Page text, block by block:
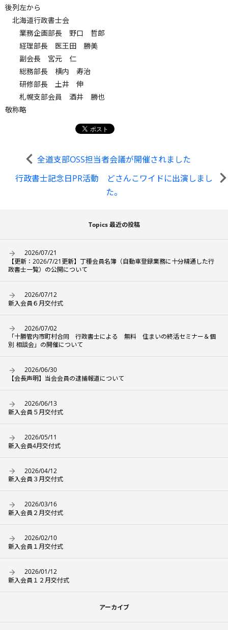
後列左から
北海道行政書士会
業務企画部長 野口 哲郎
経理部長 医王田 勝美
副会長 宮元 仁
総務部長 横内 寿治
研修部長 土井 伸
札幌支部会員 酒井 勝也
敬称略
全道支部OSS担当者会議が開催されました
行政書士記念日PR活動 どさんこワイドに出演しまし
た。
Topics 最近の投稿
2026/07/21
【更新：2026/7/21更新】丁種会員名簿（自動車登録業務に十分精通した行
政書士一覧）の公開について
2026/07/12
新入会員６月交付式
2026/07/02
「十勝管内市町村合同 行政書士による 無料 住まいの終活セミナー＆個
別 相談会」の開催について
2026/06/30
【会長声明】当会会員の逮捕報道について
2026/06/13
新入会員５月交付式
2026/05/11
新入会員4月交付式
2026/04/12
新入会員３月交付式
2026/03/16
新入会員２月交付式
2026/02/10
新入会員１月交付式
2026/01/12
新入会員１２月交付式
アーカイブ